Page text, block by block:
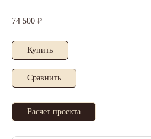
74 500 ₽
Купить
Cравнить
Расчет проекта